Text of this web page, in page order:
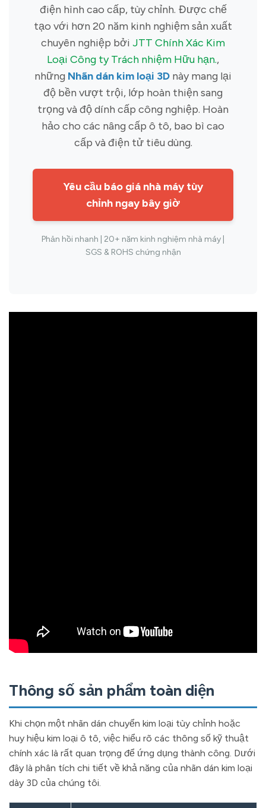
điện hình cao cấp, tùy chỉnh. Được chế
tạo với hơn 20 năm kinh nghiệm sản xuất
chuyên nghiệp bởi JTT Chính Xác Kim
Loại Công ty Trách nhiệm Hữu hạn.,
những Nhãn dán kim loại 3D này mang lại
độ bền vượt trội, lớp hoàn thiện sang
trọng và độ dính cấp công nghiệp. Hoàn
hảo cho các nâng cấp ô tô, bao bì cao
cấp và điện tử tiêu dùng.
Yêu cầu báo giá nhà máy tùy
chỉnh ngay bây giờ
Phản hồi nhanh | 20+ năm kinh nghiệm nhà máy |
SGS & ROHS chứng nhận
Thông số sản phẩm toàn diện
Khi chọn một nhãn dán chuyển kim loại tùy chỉnh hoặc
huy hiệu kim loại ô tô, việc hiểu rõ các thông số kỹ thuật
chính xác là rất quan trọng để ứng dụng thành công. Dưới
đây là phân tích chi tiết về khả năng của nhãn dán kim loại
dày 3D của chúng tôi.